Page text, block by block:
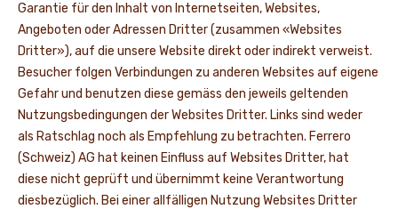
Garantie für den Inhalt von Internetseiten, Websites,
Angeboten oder Adressen Dritter (zusammen «Websites
Dritter»), auf die unsere Website direkt oder indirekt verweist.
Besucher folgen Verbindungen zu anderen Websites auf eigene
Gefahr und benutzen diese gemäss den jeweils geltenden
Nutzungsbedingungen der Websites Dritter. Links sind weder
als Ratschlag noch als Empfehlung zu betrachten. Ferrero
(Schweiz) AG hat keinen Einfluss auf Websites Dritter, hat
diese nicht geprüft und übernimmt keine Verantwortung
diesbezüglich. Bei einer allfälligen Nutzung Websites Dritter